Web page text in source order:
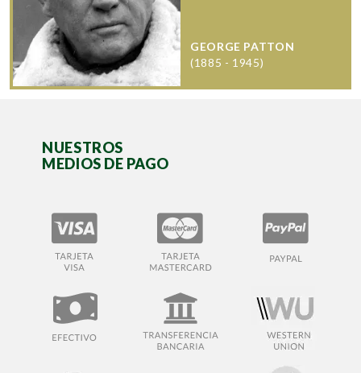
GEORGE PATTON
(1885 - 1945)
NUESTROS
MEDIOS DE PAGO